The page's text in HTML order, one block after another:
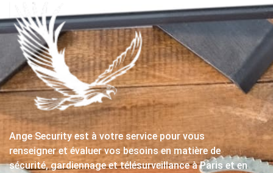
Ange Security est à votre service pour vous
renseigner et évaluer vos besoins en matière de
sécurité, gardiennage et télésurveillance à Paris et en